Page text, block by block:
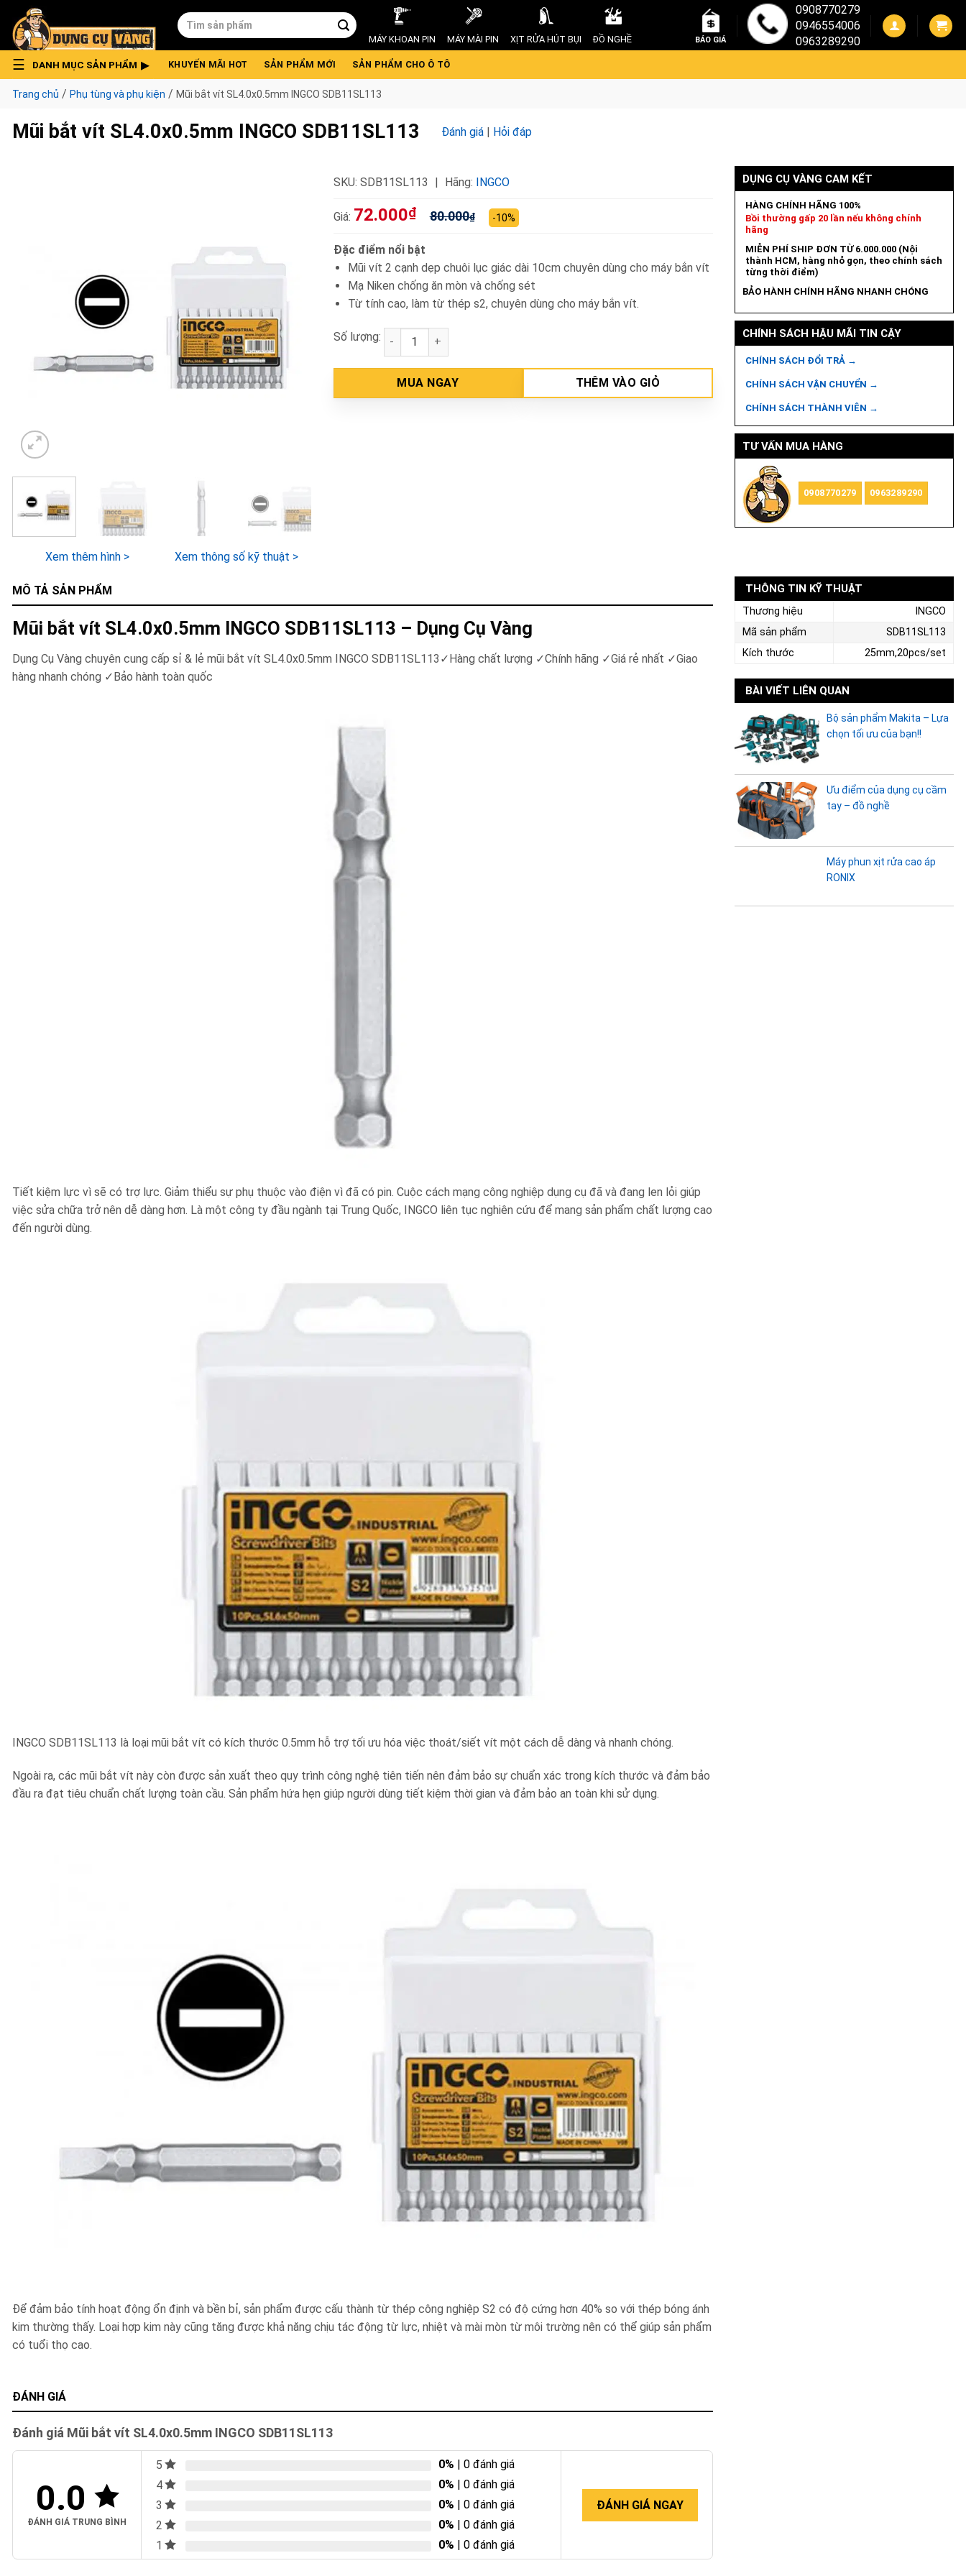
content
Tìm
kiếm:
MÁY KHOAN PIN MÁY MÀI PIN XỊT RỬA HÚT BỤI ĐỒ NGHỀ BÁO GIÁ
0908770279
0946554006
0963289290
DANH MỤC SẢN PHẨM KHUYẾN MÃI HOT SẢN PHẨM MỚI SẢN PHẨM CHO Ô TÔ
Trang chủ / Phụ tùng và phụ kiện / Mũi bắt vít SL4.0x0.5mm INGCO SDB11SL113
Mũi bắt vít SL4.0x0.5mm INGCO SDB11SL113 Đánh giá | Hỏi đáp
Xem thêm hình > Xem thông số kỹ thuật >
SKU: SDB11SL113 Hãng: INGCO
Giá: 72.000₫ 80.000₫ -10%
Đặc điểm nổi bật
Mũi vít 2 cạnh dẹp chuôi lục giác dài 10cm chuyên dùng cho máy bắn vít
Mạ Niken chống ăn mòn và chống sét
Từ tính cao, làm từ thép s2, chuyên dùng cho máy bắn vít.
Số lượng: Mũi bắt vít SL4.0x0.5mm INGCO SDB11SL113 số lượng
MUA NGAY THÊM VÀO GIỎ
DỤNG CỤ VÀNG CAM KẾT
HÀNG CHÍNH HÃNG 100%
Bồi thường gấp 20 lần nếu không chính
hãng
MIỄN PHÍ SHIP ĐƠN TỪ 6.000.000 (Nội
thành HCM, hàng nhỏ gọn, theo chính sách
từng thời điểm)
BẢO HÀNH CHÍNH HÃNG NHANH CHÓNG
CHÍNH SÁCH HẬU MÃI TIN CẬY
CHÍNH SÁCH ĐỔI TRẢ →
CHÍNH SÁCH VẬN CHUYỂN →
CHÍNH SÁCH THÀNH VIÊN →
TƯ VẤN MUA HÀNG
0908770279 0963289290
MÔ TẢ SẢN PHẨM
Mũi bắt vít SL4.0x0.5mm INGCO SDB11SL113 – Dụng Cụ Vàng
Dụng Cụ Vàng chuyên cung cấp sỉ & lẻ mũi bắt vít SL4.0x0.5mm INGCO SDB11SL113 ✓Hàng chất lượng ✓Chính hãng ✓Giá rẻ nhất ✓Giao
hàng nhanh chóng ✓Bảo hành toàn quốc
Tiết kiệm lực vì sẽ có trợ lực. Giảm thiểu sự phụ thuộc vào điện vì đã có pin. Cuộc cách mạng công nghiệp dụng cụ đã và đang len lỏi giúp
việc sửa chữa trở nên dễ dàng hơn. Là một công ty đầu ngành tại Trung Quốc, INGCO liên tục nghiên cứu để mang sản phẩm chất lượng cao
đến người dùng.
INGCO SDB11SL113 là loại mũi bắt vít có kích thước 0.5mm hỗ trợ tối ưu hóa việc thoát/siết vít một cách dễ dàng và nhanh chóng.
Ngoài ra, các mũi bắt vít này còn được sản xuất theo quy trình công nghệ tiên tiến nên đảm bảo sự chuẩn xác trong kích thước và đảm bảo
đầu ra đạt tiêu chuẩn chất lượng toàn cầu. Sản phẩm hứa hẹn giúp người dùng tiết kiệm thời gian và đảm bảo an toàn khi sử dụng.
Để đảm bảo tính hoạt động ổn định và bền bỉ, sản phẩm được cấu thành từ thép công nghiệp S2 có độ cứng hơn 40% so với thép bóng ánh
kim thường thấy. Loại hợp kim này cũng tăng được khả năng chịu tác động từ lực, nhiệt và mài mòn từ môi trường nên có thể giúp sản phẩm
có tuổi thọ cao.
ĐÁNH GIÁ
Đánh giá Mũi bắt vít SL4.0x0.5mm INGCO SDB11SL113
0.0
ĐÁNH GIÁ TRUNG BÌNH
5 0% | 0 đánh giá
4
0% | 0 đánh giá
3
0% | 0 đánh giá
2
0% | 0 đánh giá
1
0% | 0 đánh giá
ĐÁNH GIÁ NGAY
THÔNG TIN KỸ THUẬT
Thương hiệu
INGCO
Mã sản phẩm
SDB11SL113
Kích thước
25mm,20pcs/set
BÀI VIẾT LIÊN QUAN
Bộ sản phẩm Makita – Lựa
chọn tối ưu của bạn!!
Ưu điểm của dụng cụ cầm
tay – đồ nghề
Máy phun xịt rửa cao áp
RONIX